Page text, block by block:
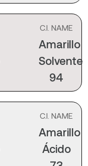
C.I. NAME
Amarillo
Solvente
94
C.I. NAME
Amarillo
Ácido